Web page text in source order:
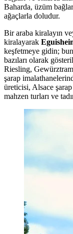
Baharda, üzüm
ağaçlarla doludur.
Bir araba kiralayın
kiralayarak
keşfetmeye gidin;
bazıları olarak
Riesling,
şarap
üreticisi, Alsace
mahzen turları ve